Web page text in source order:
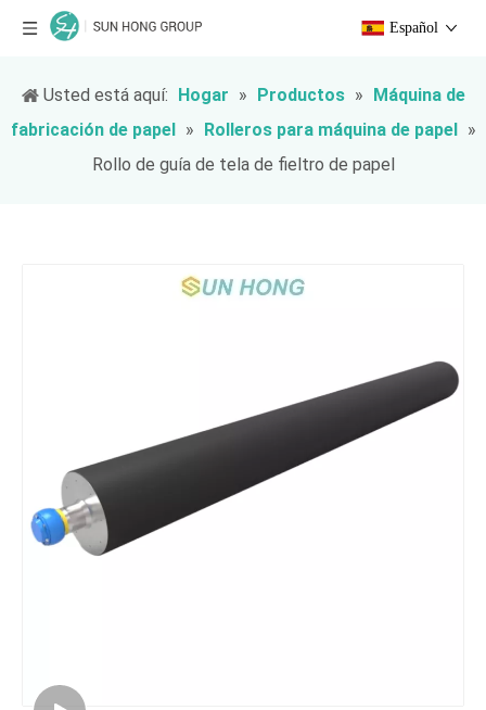
Español
Usted está aquí: Hogar » Productos » Máquina de
fabricación de papel » Rolleros para máquina de papel »
Rollo de guía de tela de fieltro de papel